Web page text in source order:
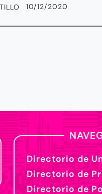
10/12/2020
Directorio de
Directorio de
Directorio de